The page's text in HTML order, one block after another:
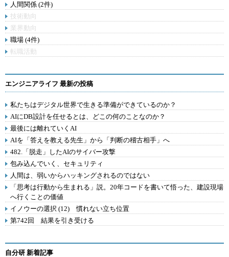
人間関係 (2件)
技術動向
業界動向
職場 (4件)
転職活動
エンジニアライフ 最新の投稿
私たちはデジタル世界で生きる準備ができているのか？
AIにDB設計を任せるとは、どこの何のことなのか？
最後には離れていくAI
AIを「答えを教える先生」から「判断の稽古相手」へ
482.「脱走」したAIのサイバー攻撃
包み込んでいく、セキュリティ
人間は、弱いからハッキングされるのではない
「思考は行動から生まれる」説。20年コードを書いて悟った、建設現場
へ行くことの価値
イノウーの選択 (12) 慣れない立ち位置
第742回 結果を引き受ける
自分研 新着記事